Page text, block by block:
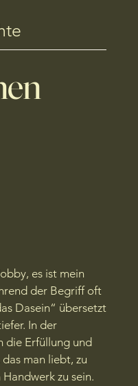
es ist mein
der Begriff oft
Dasein“ übersetzt
In der
die Erfüllung und
man liebt, zu
zu sein.